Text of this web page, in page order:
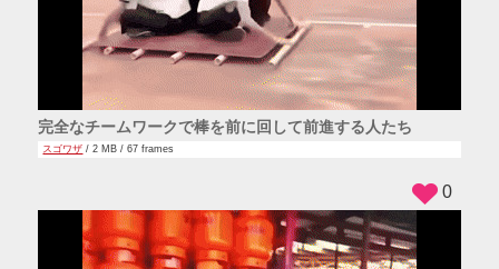
完全なチームワークで棒を前に回して前進する人たち
スゴワザ / 2 MB / 67 frames
0